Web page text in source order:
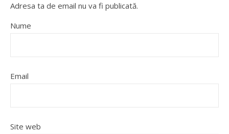
Adresa ta de email nu va fi publicată.
Nume
Email
Site web